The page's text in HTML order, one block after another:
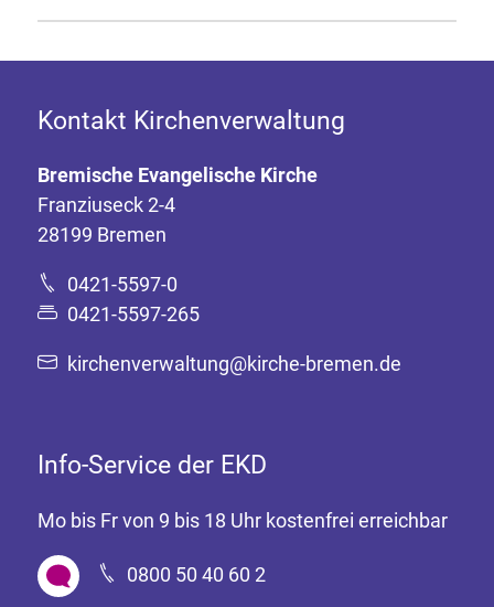
Kontakt Kirchenverwaltung
Bremische Evangelische Kirche
Franziuseck 2-4
28199 Bremen
0421-5597-0
0421-5597-265
kirchenverwaltung@kirche-bremen.de
Info-Service der EKD
Mo bis Fr von 9 bis 18 Uhr kostenfrei erreichbar
0800 50 40 60 2